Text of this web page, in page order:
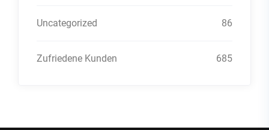
Uncategorized 86
Zufriedene Kunden 685